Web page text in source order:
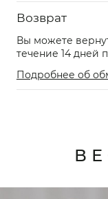
Возврат
Вы можете
течение 14 дней
Подробнее об